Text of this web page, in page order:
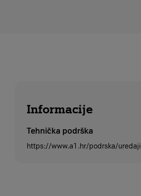
Informacije
Tehnička podrška
https://www.a1.hr/podrska/uredaji